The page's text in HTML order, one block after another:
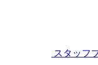
スタッフ